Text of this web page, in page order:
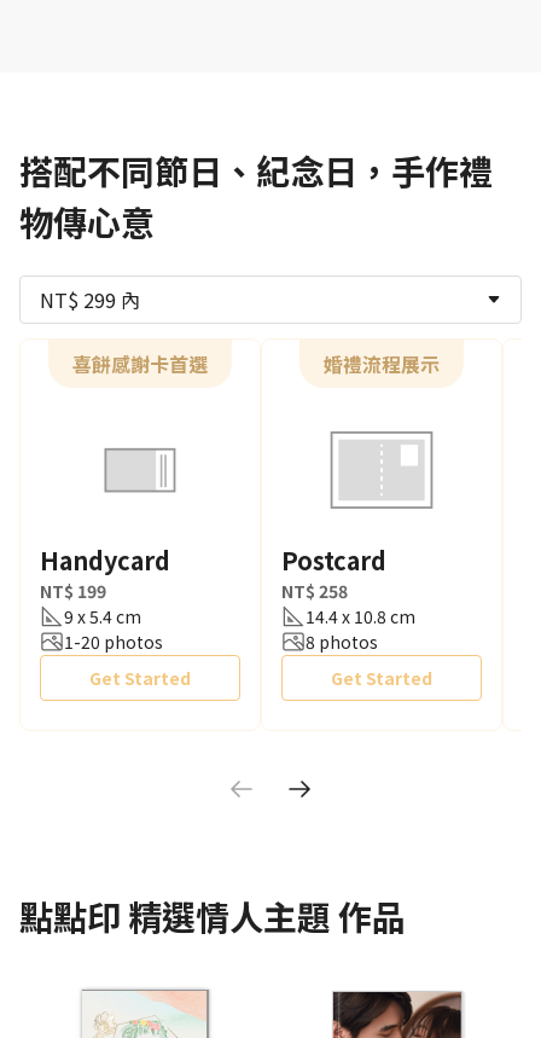
搭配不同節日、紀念日，手作禮
物傳心意
NT$ 299 內
喜餅感謝卡首選
Handycard
NT$ 199
9 x 5.4 cm
1-20 photos
Get Started
婚禮流程展示
Postcard
NT$ 258
14.4 x 10.8 cm
8 photos
Get Started
點點印 精選情人主題作品